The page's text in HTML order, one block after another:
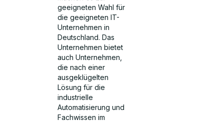
geeigneten Wahl für
die geeigneten IT-
Unternehmen in
Deutschland. Das
Unternehmen bietet
auch Unternehmen,
die nach einer
ausgeklügelten
Lösung für die
industrielle
Automatisierung und
Fachwissen im